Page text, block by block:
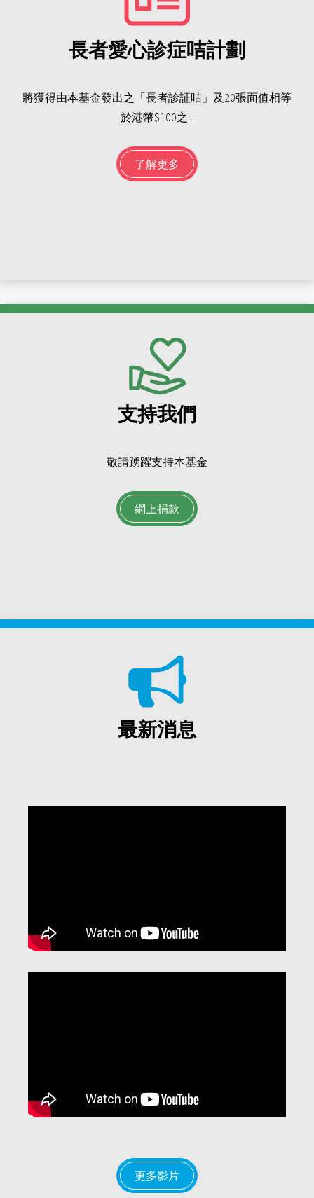
長者愛心診症咭計劃
將獲得由本基金發出之「長者診証咭」及20張面值相等
於港幣$100之...
了解更多
支持我們
敬請踴躍支持本基金
網上捐款
最新消息
更多影片